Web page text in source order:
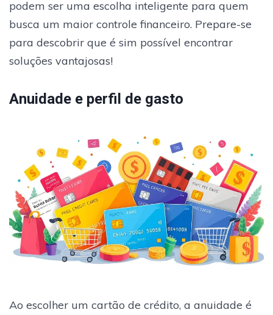
podem ser uma escolha inteligente para quem
busca um maior controle financeiro. Prepare-se
para descobrir que é sim possível encontrar
soluções vantajosas!
Anuidade e perfil de gasto
Ao escolher um cartão de crédito, a anuidade é